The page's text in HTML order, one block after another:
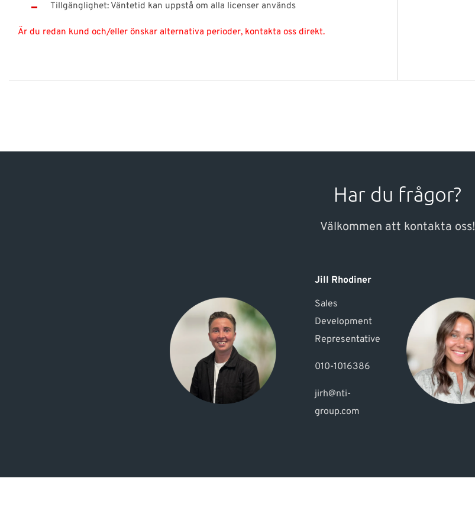
Tillgänglighet: Väntetid kan uppstå om alla licenser används
Är du redan kund och/eller önskar alternativa perioder, kontakta oss direkt.
Har du frågor?
Välkommen att kontakta oss!
Jill Rhodiner
Sales
Development
Representative
010-1016386
jirh@nti-
group.com